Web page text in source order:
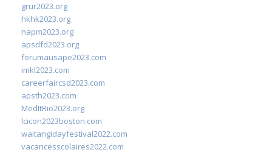
grur2023.org
hkhk2023.org
napm2023.org
apsdfd2023.org
forumausape2023.com
imkl2023.com
careerfaircsd2023.com
apsth2023.com
MedItRio2023.org
lcicon2023boston.com
waitangidayfestival2022.com
vacancesscolaires2022.com